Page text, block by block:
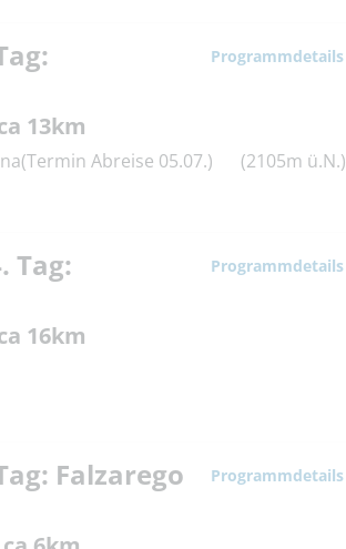
Programmdetails
13km
Abreise 05.07.)
(2105m ü.N.)
Tag:
Programmdetails
16km
Falzarego
Programmdetails